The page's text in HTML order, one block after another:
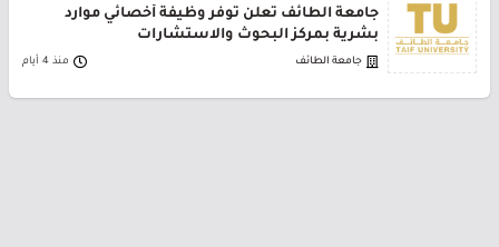
جامعة الطائف تعلن توفر وظيفة أخصائي موارد
بشرية بمركز البحوث والاستشارات
جامعة الطائف منذ 4 أيام